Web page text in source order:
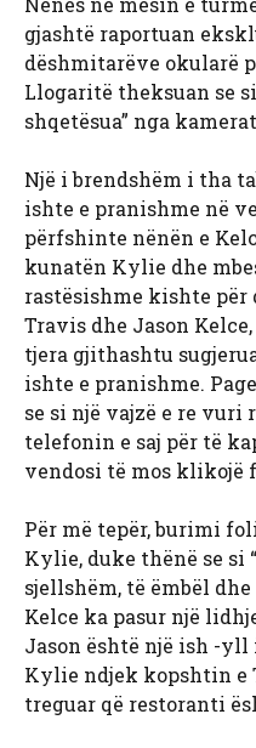
gjashtë raportuan
dëshmitarëve okularë
Llogaritë theksuan se
shqetësua” nga
Një i brendshëm i tha
ishte e pranishme në
përfshinte nënën e
kunatën Kylie dhe
rastësishme kishte
Travis dhe Jason
tjera gjithashtu
ishte e pranishme.
se si një vajzë e re
telefonin e saj për të
vendosi të mos klikojë
Për më tepër, burimi
Kylie, duke thënë se si
sjellshëm, të ëmbël
Kelce ka pasur një
Jason është një ish -
Kylie ndjek kopshtin e
treguar që restoranti